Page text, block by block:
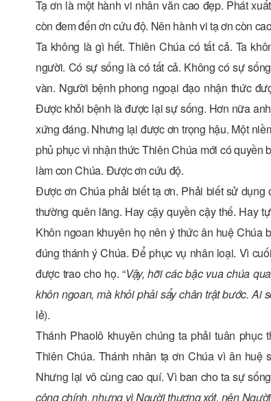
Tạ ơn là một hành vi nhân văn cao đẹp. Phát
còn đem đến ơn cứu độ. Nên hành vi tạ ơn còn
Ta không là gì hết. Thiên Chúa có tất cả. Ta
người. Có sự sống là có tất cả. Không có sự
vàn. Người bệnh phong ngoại đạo nhận thức
Được khỏi bệnh là được lại sự sống. Hơn nữa
xứng đáng. Nhưng lại được ơn trọng hậu. Một
phủ phục vì nhận thức Thiên Chúa mới có
làm con Chúa. Được ơn cứu độ.
Được ơn Chúa phải biết tạ ơn. Phải biết sử
thường quên lãng. Hay cậy quyền cậy thế. Hay
Khôn ngoan khuyên họ nên ý thức ân huệ
đúng thánh ý Chúa. Để phục vụ nhân loại. Vì
được trao cho họ. “Vậy, hỡi các bậc vua chúa
khôn ngoan, mà khỏi phải sẩy chân trật bước. Ai
lẻ).
Thánh Phaolô khuyên chúng ta phải tuân
Thiên Chúa. Thánh nhân tạ ơn Chúa vì ân
Nhưng lại vô cùng cao quí. Vì ban cho ta sự
công chính, nhưng vì Người thương xót, nên